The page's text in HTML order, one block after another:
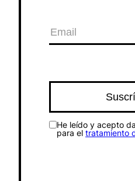
He leído y acepto
para el tratamiento